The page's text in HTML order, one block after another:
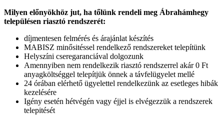
Milyen előnyökhöz jut, ha tőlünk rendeli meg Ábrahámhegy
településen riasztó rendszerét:
díjmentesen felmérés és árajánlat készítés
MABISZ minősitéssel rendelkező rendszereket telepítünk
Helyszíni cseregaranciával dolgozunk
Amennyiben nem rendelkezik riasztó rendszerrel akár 0 Ft
anyagköltséggel telepítjük önnek a távfelügyelet mellé
24 órában elérhető ügyelettel rendelkezünk az esetleges hibák
kezelésére
Igény esetén hétvégén vagy éjjel is elvégezzük a rendszerek
telepitését